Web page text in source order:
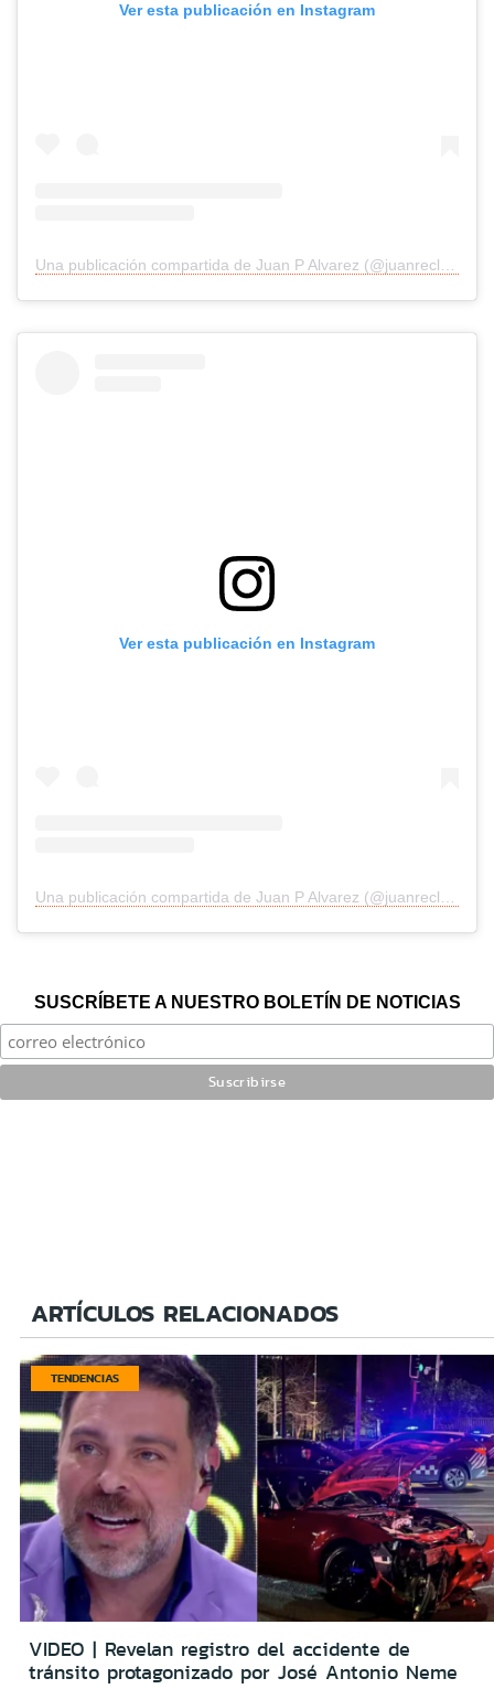
Ver esta publicación en Instagram
Ver esta publicación en Instagram
SUSCRÍBETE A NUESTRO BOLETÍN DE NOTICIAS
ARTÍCULOS RELACIONADOS
TENDENCIAS
VIDEO | Revelan registro del accidente de
tránsito protagonizado por José Antonio Neme